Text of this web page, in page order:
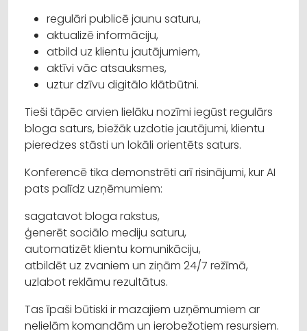
regulāri publicē jaunu saturu,
aktualizē informāciju,
atbild uz klientu jautājumiem,
aktīvi vāc atsauksmes,
uztur dzīvu digitālo klātbūtni.
Tieši tāpēc arvien lielāku nozīmi iegūst regulārs
bloga saturs, biežāk uzdotie jautājumi, klientu
pieredzes stāsti un lokāli orientēts saturs.
Konferencē tika demonstrēti arī risinājumi, kur AI
pats palīdz uzņēmumiem:
sagatavot bloga rakstus,
ģenerēt sociālo mediju saturu,
automatizēt klientu komunikāciju,
atbildēt uz zvaniem un ziņām 24/7 režīmā,
uzlabot reklāmu rezultātus.
Tas īpaši būtiski ir mazajiem uzņēmumiem ar
nelielām komandām un ierobežotiem resursiem.